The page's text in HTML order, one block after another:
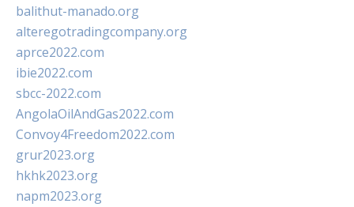
balithut-manado.org
alteregotradingcompany.org
aprce2022.com
ibie2022.com
sbcc-2022.com
AngolaOilAndGas2022.com
Convoy4Freedom2022.com
grur2023.org
hkhk2023.org
napm2023.org